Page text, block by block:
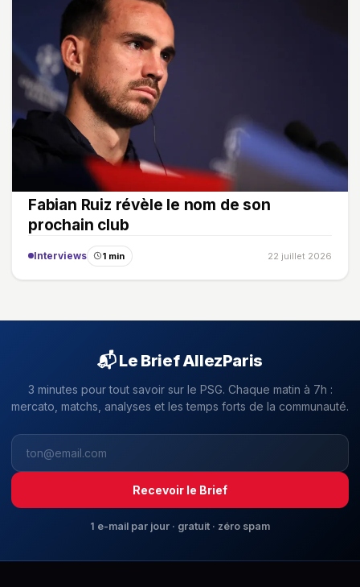
Fabian Ruiz révèle le nom de son
prochain club
Interviews 1 min 22 juillet 2026
📬 Le Brief AllezParis
3 minutes pour tout savoir sur le PSG. Chaque matin à 7h :
mercato, matchs, analyses et les temps forts de la communauté.
Recevoir le Brief
1 e-mail par jour · gratuit · zéro spam